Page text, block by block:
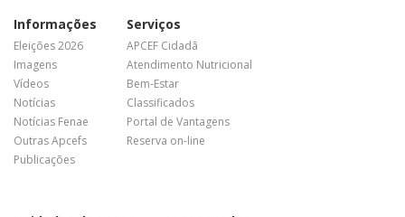
Informações
Eleições 2026
Imagens
Vídeos
Notícias
Notícias Fenae
Outras Apcefs
Publicações
Serviços
APCEF Cidadã
Atendimento Nutricional
Bem-Estar
Classificados
Portal de Vantagens
Reserva on-line